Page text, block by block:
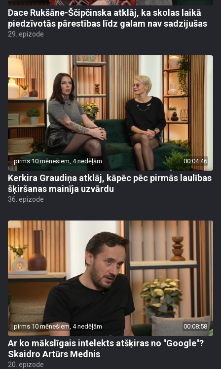
Dace Rukšāne-Ščipčinska atklāj, ka skolas laikā
piedzīvotās pārestības līdz galam nav sadzijušas
29. epizode
pirms 10 mēnešiem, 4 nedēļām 00:04:46
Kerkira Graudiņa atklāj, kāpēc pēc pirmās laulības
šķiršanas mainīja uzvārdu
36. epizode
pirms 10 mēnešiem, 4 nedēļām 00:08:58
Ar ko mākslīgais intelekts atšķiras no "Google"?
Skaidro Artūrs Mednis
20. epizode